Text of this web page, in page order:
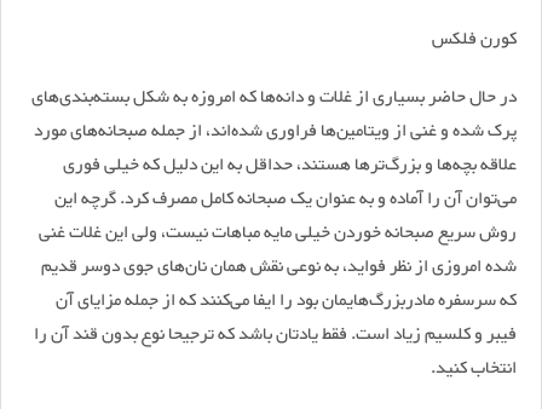
کورن فلکس
در حال حاضر بسیاری از غلات و دانه‌ها که امروزه به شکل بسته‌بندی‌های
پرک شده و غنی از ویتامین‌ها فراوری شده‌اند، از جمله صبحانه‌های مورد
علاقه بچه‌ها و بزرگ‌تر‌ها هستند، حداقل به این دلیل که خیلی فوری
می‌توان آن را آماده و به عنوان یک صبحانه کامل مصرف کرد. گرچه این
روش سریع صبحانه خوردن خیلی مایه مباهات نیست، ولی این غلات غنی
شده امروزی از نظر فواید، به نوعی نقش همان نان‌های جوی دوسر قدیم
که سرسفره مادربزرگ‌هایمان بود را ایفا می‌کنند که از جمله مزایای آن
فیبر و کلسیم زیاد است. فقط یادتان باشد که ترجیحا نوع بدون قند آن را
انتخاب کنید.